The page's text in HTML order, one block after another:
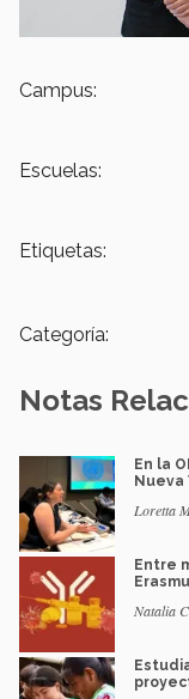
Campus:
Escuelas:
Etiquetas:
Categoría:
Notas
En la
Nueva
Loretta
Entre
Natalia